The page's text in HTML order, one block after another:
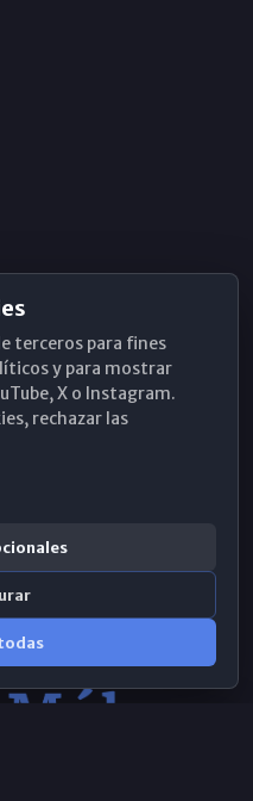
terceros para fines
y para mostrar
X o Instagram.
rechazar las